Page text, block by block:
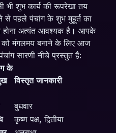
भी शुभ कार्य की रूपरेखा तय
से पहले पंचांग के शुभ मुहूर्त का
होना अत्यंत आवश्यक है। आपके
को मंगलमय बनाने के लिए आज
सारणी नीचे प्रस्तुत है:
के
विस्तृत जानकारी
बुधवार
कृष्ण पक्ष, द्वितीया